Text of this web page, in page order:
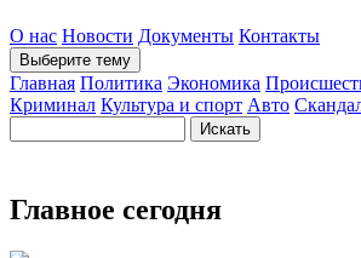
О нас Новости Документы Контакты
Выберите тему
Главная Политика Экономика
Криминал Культура и спорт Авто
Главное сегодня